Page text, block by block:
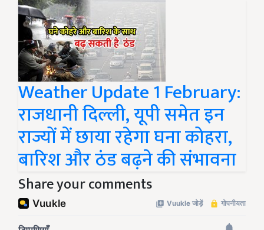
Weather Update 1 February:
राजधानी दिल्ली, यूपी समेत इन
राज्यों में छाया रहेगा घना कोहरा,
बारिश और ठंड बढ़ने की संभावना
Share your comments